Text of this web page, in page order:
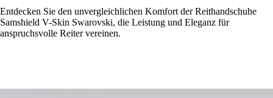
Entdecken Sie den unvergleichlichen Komfort der Reithandschuhe
Samshield V-Skin Swarovski, die Leistung und Eleganz für
anspruchsvolle Reiter vereinen.